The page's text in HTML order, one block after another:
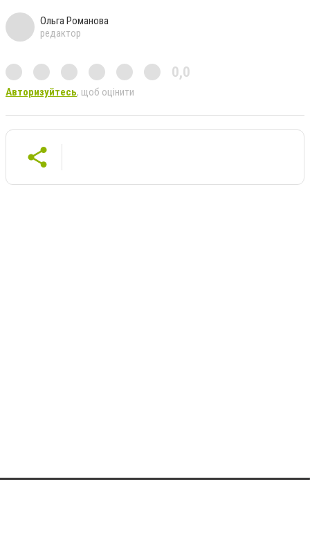
Ольга Романова
редактор
0,0
Авторизуйтесь, щоб оцінити